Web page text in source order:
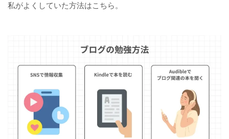
私がよくしていた方法はこちら。